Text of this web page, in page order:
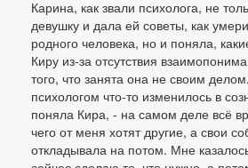
Карина, как звали психолога, не
девушку и дала ей советы, как
родного человека, но и поняла,
Киру из-за отсутствия
того, что занята она не своим
психологом что-то изменилось в
поняла Кира, - на самом деле всё
чего от меня хотят другие, а свои
откладывала на потом. Мне